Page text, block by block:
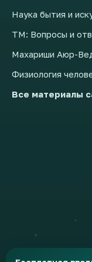
Наука бытия и
ТМ: Вопросы и
Махариши Аюр-
Физиология
Все материалы